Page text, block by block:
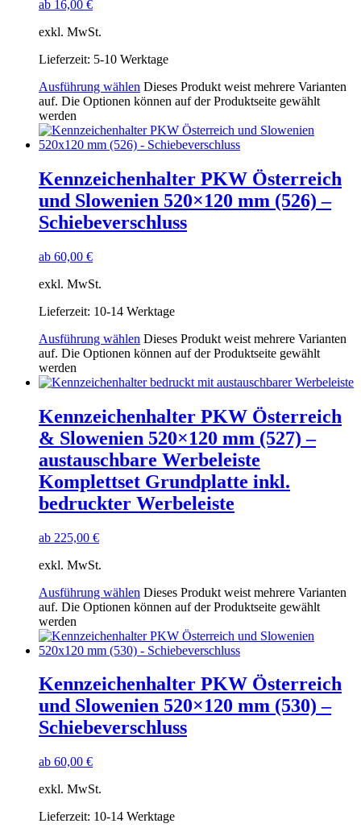
ab 16,00 €
exkl. MwSt.
Lieferzeit: 5-10 Werktage
Ausführung wählen Dieses Produkt weist mehrere Varianten
auf. Die Optionen können auf der Produktseite gewählt
werden
Kennzeichenhalter PKW Österreich
und Slowenien 520×120 mm (526) –
Schiebeverschluss
ab 60,00 €
exkl. MwSt.
Lieferzeit: 10-14 Werktage
Ausführung wählen Dieses Produkt weist mehrere Varianten
auf. Die Optionen können auf der Produktseite gewählt
werden
Kennzeichenhalter PKW Österreich
& Slowenien 520×120 mm (527) –
austauschbare Werbeleiste
Komplettset Grundplatte inkl.
bedruckter Werbeleiste
ab 225,00 €
exkl. MwSt.
Ausführung wählen Dieses Produkt weist mehrere Varianten
auf. Die Optionen können auf der Produktseite gewählt
werden
Kennzeichenhalter PKW Österreich
und Slowenien 520×120 mm (530) –
Schiebeverschluss
ab 60,00 €
exkl. MwSt.
Lieferzeit: 10-14 Werktage